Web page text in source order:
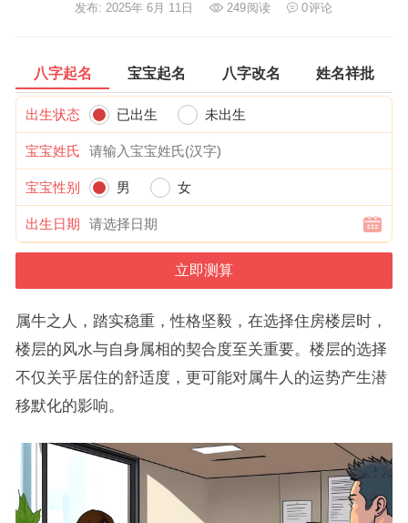
发布: 2025年 6月 11日 249阅读 0评论
八字起名 宝宝起名 八字改名 姓名祥批
出生状态 已出生 未出生
宝宝姓氏
宝宝性别 男 女
出生日期
属牛之人，踏实稳重，性格坚毅，在选择住房楼层时，
楼层的风水与自身属相的契合度至关重要。楼层的选择
不仅关乎居住的舒适度，更可能对属牛人的运势产生潜
移默化的影响。